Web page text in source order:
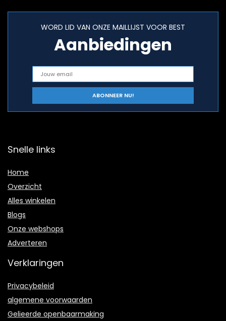
WORD LID VAN ONZE MAILLIJST VOOR BEST
Aanbiedingen
Snelle links
Home
Overzicht
Alles winkelen
Blogs
Onze webshops
Adverteren
Verklaringen
Privacybeleid
algemene voorwaarden
Gelieerde openbaarmaking